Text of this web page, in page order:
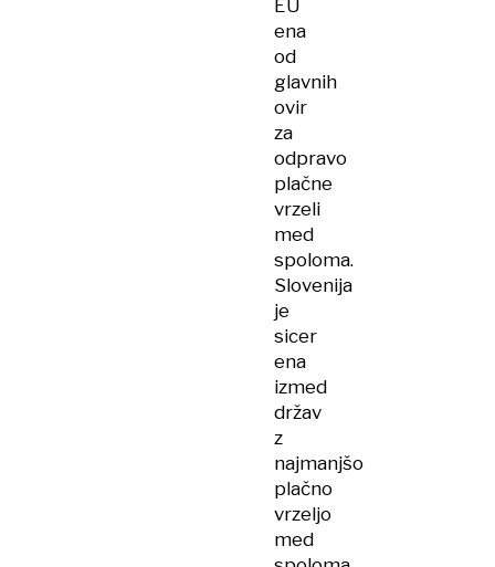
EU
ena
od
glavnih
ovir
za
odpravo
plačne
vrzeli
med
spoloma.
Slovenija
je
sicer
ena
izmed
držav
z
najmanjšo
plačno
vrzeljo
med